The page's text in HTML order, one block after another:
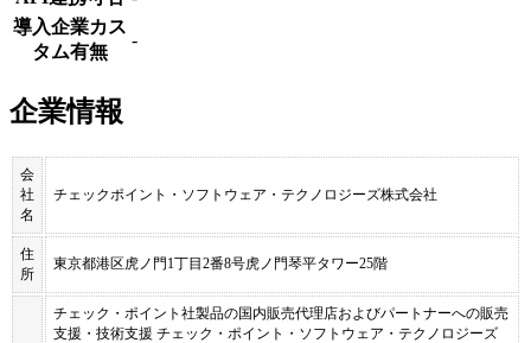
導入企業カス
タム有無
-
企業情報
会
社
名
チェックポイント・ソフトウェア・テクノロジーズ株式会社
住
所
東京都港区虎ノ門1丁目2番8号虎ノ門琴平タワー25階
チェック・ポイント社製品の国内販売代理店およびパートナーへの販売
支援・技術支援 チェック・ポイント・ソフトウェア・テクノロジーズ